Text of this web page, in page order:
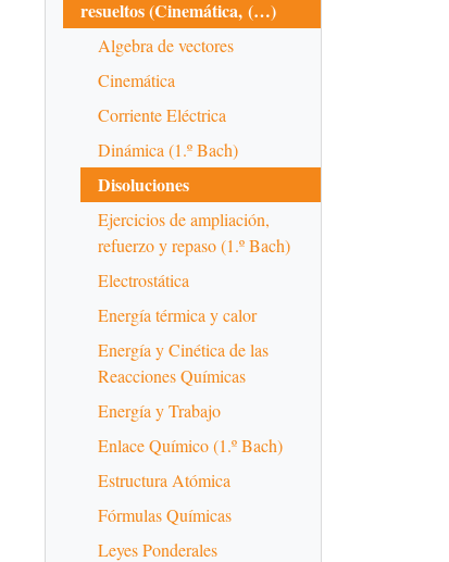
resueltos (Cinemática, (…)
Algebra de vectores
Cinemática
Corriente Eléctrica
Dinámica (1.º Bach)
Disoluciones
Ejercicios de ampliación,
refuerzo y repaso (1.º Bach)
Electrostática
Energía térmica y calor
Energía y Cinética de las
Reacciones Químicas
Energía y Trabajo
Enlace Químico (1.º Bach)
Estructura Atómica
Fórmulas Químicas
Leyes Ponderales